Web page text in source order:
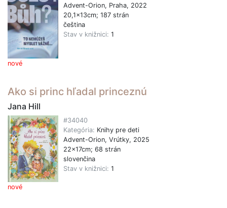
nové
Advent-Orion, Praha, 2022
20,1x13cm; 187 strán
čeština
Stav v knižnici: 1
Ako si princ hľadal princeznú
Jana Hill
nové
#34040
Kategória: Knihy pre deti
Advent-Orion, Vrútky, 2025
22x17cm; 68 strán
slovenčina
Stav v knižnici: 1